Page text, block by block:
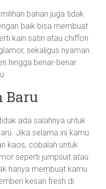
bahan juga tidak
baik bisa membuat
kain satin atau chiffon
sekaligus nyaman.
hingga benar-benar
Baru
ada salahnya untuk
Jika selama ini kamu
kaos, cobalah untuk
seperti jumpsuit atau
hanya membuat kamu
kesan fresh di